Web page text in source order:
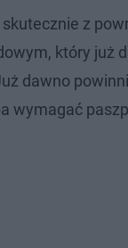
z
który już
dawno